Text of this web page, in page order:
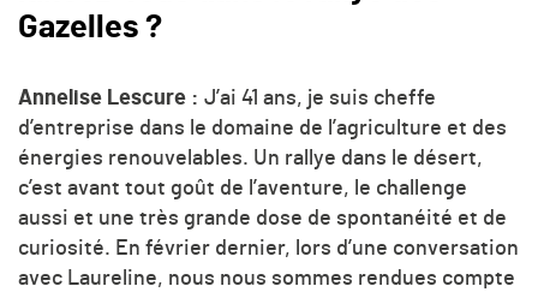
Gazelles ?
Annelise Lescure : J’ai 41 ans, je suis cheffe
d’entreprise dans le domaine de l’agriculture et des
énergies renouvelables. Un rallye dans le désert,
c’est avant tout goût de l’aventure, le challenge
aussi et une très grande dose de spontanéité et de
curiosité. En février dernier, lors d’une conversation
avec Laureline, nous nous sommes rendues compte